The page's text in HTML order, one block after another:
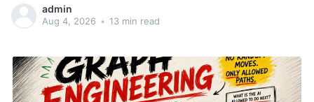
admin
Aug 4, 2026 • 13 min read